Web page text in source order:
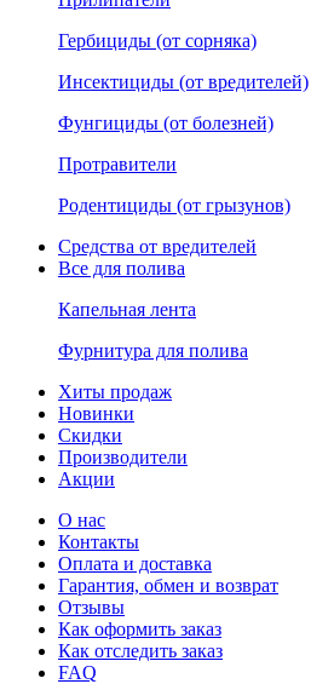
Гербициды (от сорняка)
Инсектициды (от вредителей)
Фунгициды (от болезней)
Протравители
Родентициды (от грызунов)
Средства от вредителей
Все для полива
Капельная лента
Фурнитура для полива
Хиты продаж
Новинки
Скидки
Производители
Акции
О нас
Контакты
Оплата и доставка
Гарантия, обмен и возврат
Отзывы
Как оформить заказ
Как отследить заказ
FAQ